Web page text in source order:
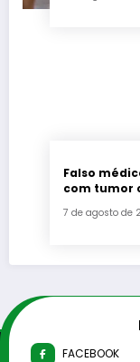
Falso
com tumor
7 de agosto de
FACEBOOK